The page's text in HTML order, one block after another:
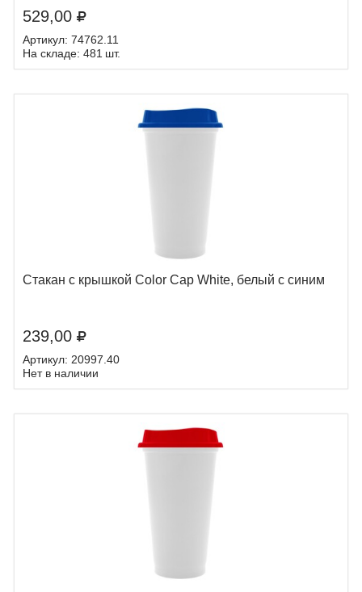
529,00
Артикул: 74762.11
На складе: 481 шт.
Стакан с крышкой Color Cap White, белый с синим
239,00
Артикул: 20997.40
Нет в наличии